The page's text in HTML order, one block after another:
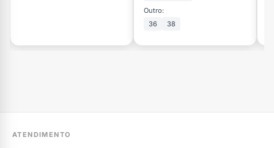
Outro:
36
38
ATENDIMENTO